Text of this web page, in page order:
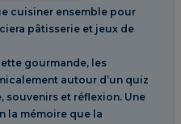
cuisiner ensemble pour
pâtisserie et jeux de
gourmande, les
autour d’un quiz
souvenirs et réflexion. Une
la mémoire que la